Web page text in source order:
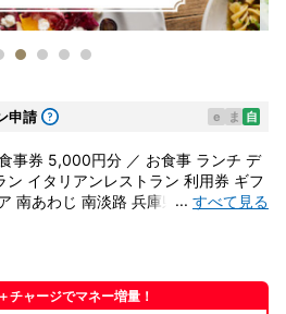
申請 e ま 自
事券 5,000円分 ／ お食事 ランチ デ
ン イタリアンレストラン 利用券 ギフ
南あわじ 南淡路 兵庫県 ふるさと納
... すべて見る
チャージでマネー増量！